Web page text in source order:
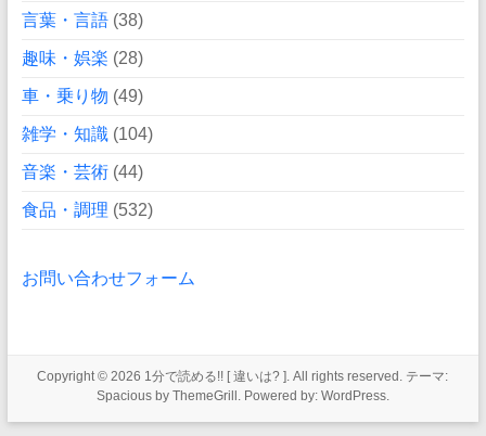
言葉・言語(38)
趣味・娯楽 (28)
車・乗り物 (49)
雑学・知識(104)
音楽・芸術(44)
食品・調理 (532)
お問い合わせフォーム
Copyright © 2026 1分で読める!! [ 違いは? ]. All rights reserved. テーマ:
Spaciousby ThemeGrill. Powered by: WordPress.